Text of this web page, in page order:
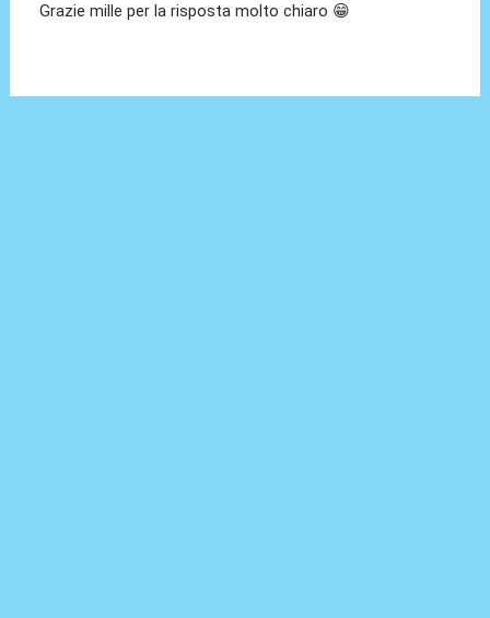
Grazie mille per la risposta molto chiaro 😁